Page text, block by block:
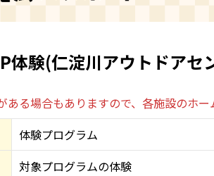
験(仁淀川アウトドアセ
る場合もありますので、各施設のホー
体験プログラム
対象プログラムの体験